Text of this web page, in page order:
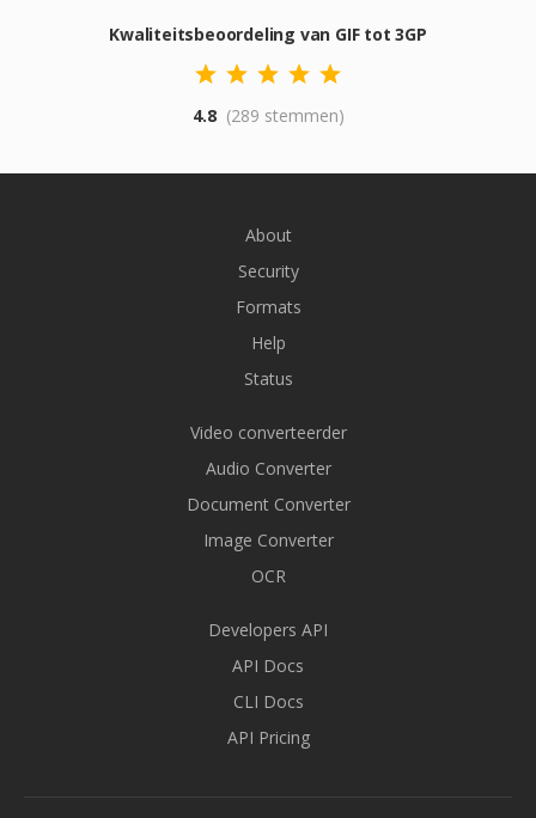
Kwaliteitsbeoordeling van GIF tot 3GP
4.8 (289 stemmen)
About
Security
Formats
Help
Status
Video converteerder
Audio Converter
Document Converter
Image Converter
OCR
Developers API
API Docs
CLI Docs
API Pricing